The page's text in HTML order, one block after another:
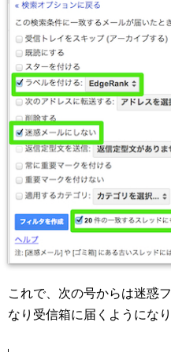
これで、次の号からは迷惑
なり受信箱に届くようになり